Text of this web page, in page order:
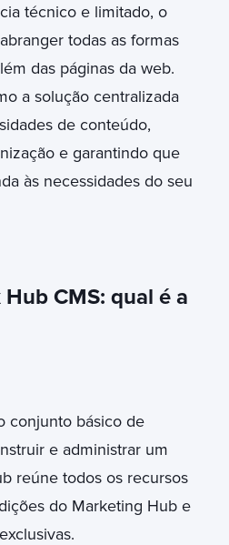
técnico e limitado, o
todas as formas
das páginas da web.
a solução centralizada
de conteúdo,
e garantindo que
às necessidades do seu
CMS: qual é a
conjunto básico de
e administrar um
reúne todos os recursos
do Marketing Hub e